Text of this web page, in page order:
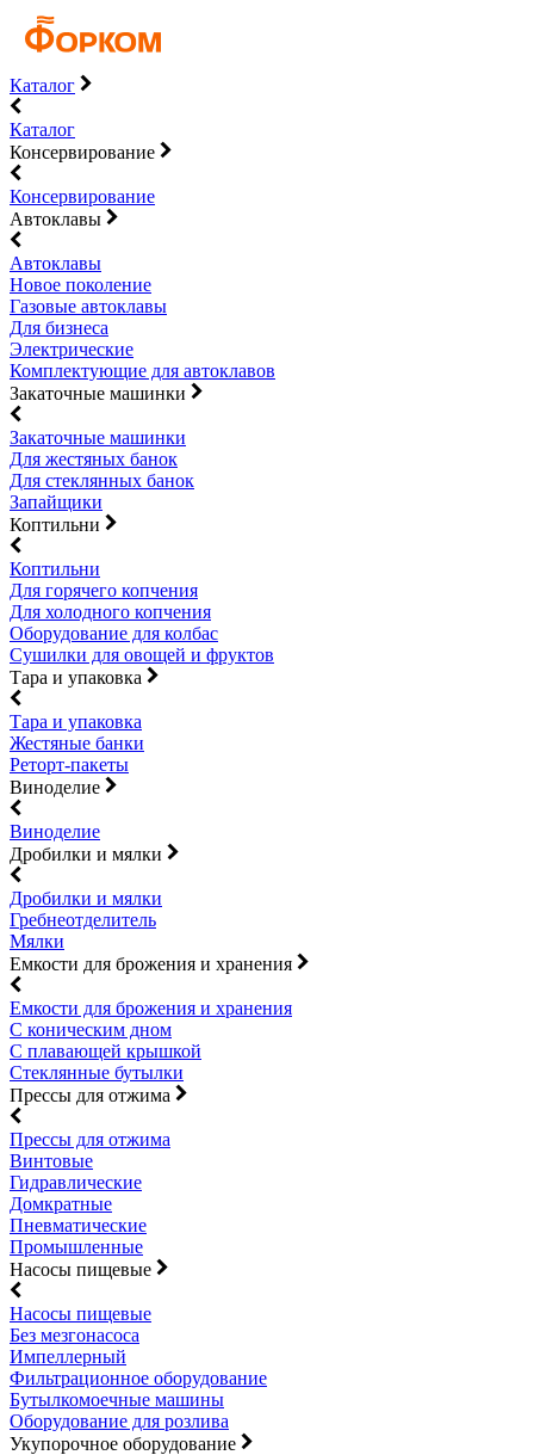
Каталог
Каталог
Консервирование
Консервирование
Автоклавы
Автоклавы
Новое поколение
Газовые автоклавы
Для бизнеса
Электрические
Комплектующие для автоклавов
Закаточные машинки
Закаточные машинки
Для жестяных банок
Для стеклянных банок
Запайщики
Коптильни
Коптильни
Для горячего копчения
Для холодного копчения
Оборудование для колбас
Сушилки для овощей и фруктов
Тара и упаковка
Тара и упаковка
Жестяные банки
Реторт-пакеты
Виноделие
Виноделие
Дробилки и мялки
Дробилки и мялки
Гребнеотделитель
Мялки
Емкости для брожения и хранения
Емкости для брожения и хранения
С коническим дном
С плавающей крышкой
Стеклянные бутылки
Прессы для отжима
Прессы для отжима
Винтовые
Гидравлические
Домкратные
Пневматические
Промышленные
Насосы пищевые
Насосы пищевые
Без мезгонасоса
Импеллерный
Фильтрационное оборудование
Бутылкомоечные машины
Оборудование для розлива
Укупорочное оборудование